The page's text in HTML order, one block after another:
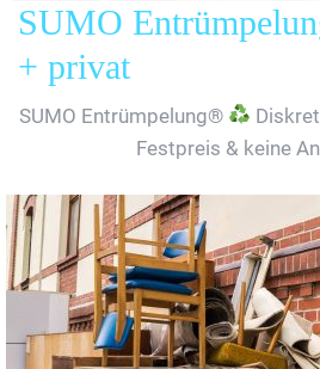
SUMO
+ privat
SUMO Entrümpelung®
Festpreis & keine